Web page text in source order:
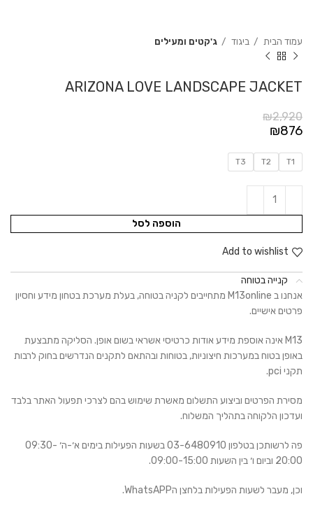
עמוד הבית ביגוד ג'קטים ומעילים
ARIZONA LOVE LANDSCAPE JACKET
₪2,920
₪876
T1
T2
T3
הוספה לסל
Add to wishlist
קנייה בטוחה
אנחנו ב M13online מתחייבים לקניה בטוחה, בעלת מערכת בטחון מידע וחסיון
פרטים אישיים.
M13 אינה אוספת מידע אודות כרטיסי אשראי בשום אופן. הסליקה מתבצעת
באופן בטוח במערכות חיצוניות, בטוחות ובהתאם לתקנים הנדרשים בחוק לרבות
תקני pci.
מסירת הפרטים וביצוע התשלום מאשרת שימוש בהם לצרכי תפעול האתר בלבד
ועדכון הלקוחה בתהליך המשלוח.
פה לרשותכן בטלפון 03-6480910 בשעות הפעילות בימים א׳-ה׳ 09:30-
20:00 וביום ו׳ בין השעות 09:00-15:00.
וכן, מעבר לשעות הפעילות בלחצן הWhatsAPP.